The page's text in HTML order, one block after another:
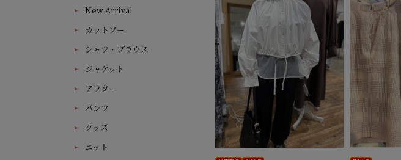
New Arrival
カットソー
シャツ・ブラウス
ジャケット
アウター
パンツ
グッズ
ニット